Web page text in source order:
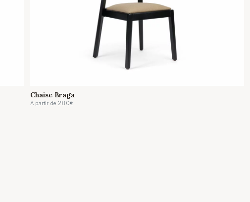
Chaise Braga
A partir de 280€